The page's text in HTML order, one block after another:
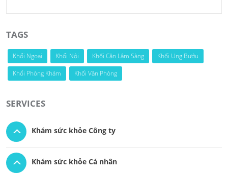
TAGS
Khối Ngoại Khối Nội Khối Cận Lâm Sàng
Khối Ung Bướu
Khối Phòng Khám
Khối Văn Phòng
SERVICES
Khám sức khỏe Công ty
Khám sức khỏe Cá nhân